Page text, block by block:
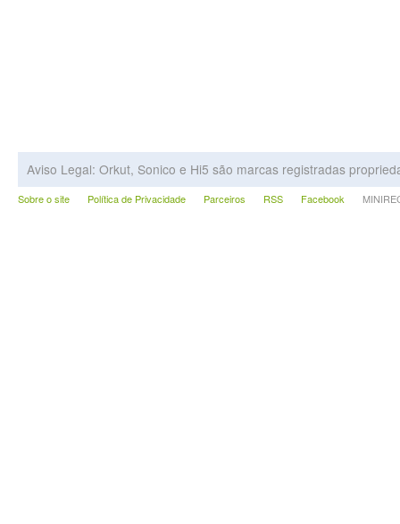
Aviso Legal: Orkut, Sonico e Hi5 são marcas registradas
Sobre o site Política de Privacidade Parceiros RSS Facebook